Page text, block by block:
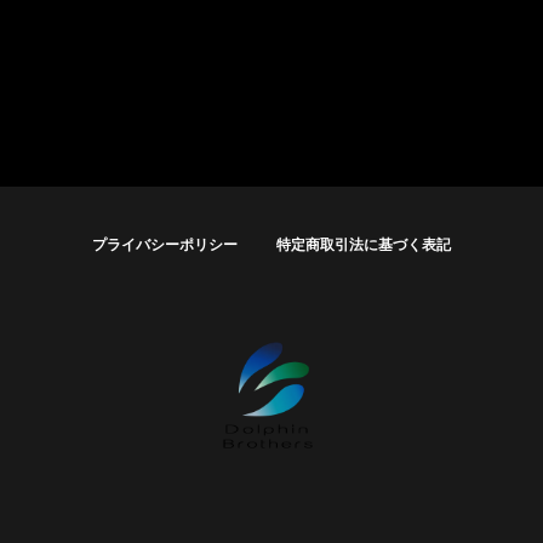
プライバシーポリシー 特定商取引法に基づく表記